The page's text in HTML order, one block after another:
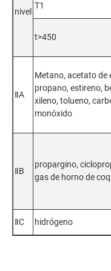
nivel
T1
t>450
ⅡA
Metano, acetato de
propano, estireno,
xileno, tolueno,
monóxido
ⅡB
propargino,
gas de horno de
ⅡC hidrógeno